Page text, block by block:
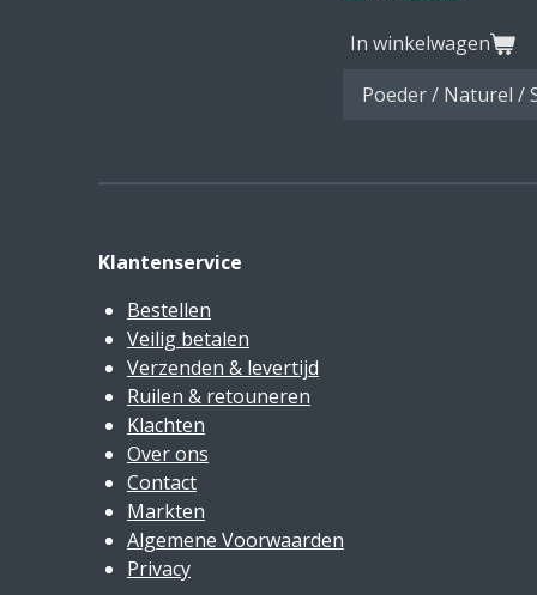
In winkelwagen
Klantenservice
Bestellen
Veilig betalen
Verzenden & levertijd
Ruilen & retouneren
Klachten
Over ons
Contact
Markten
Algemene Voorwaarden
Privacy